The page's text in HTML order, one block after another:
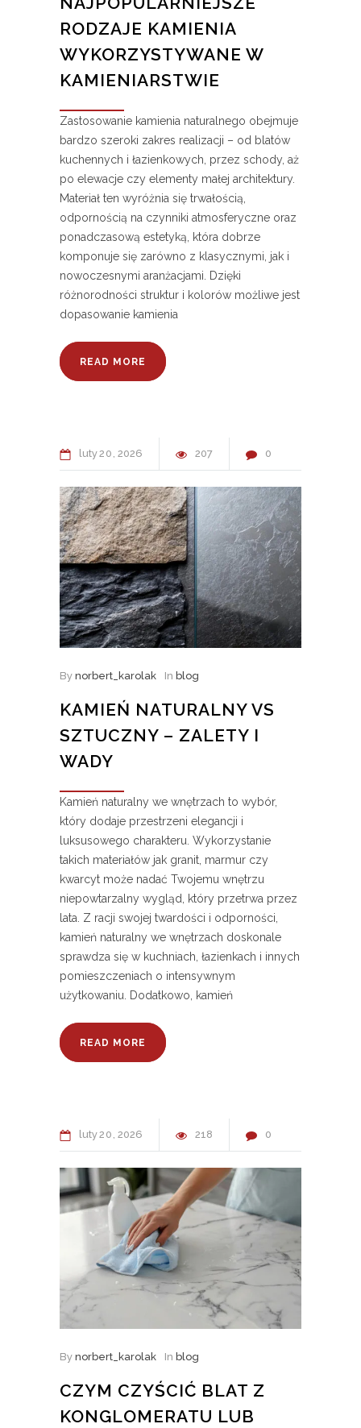
RODZAJE KAMIENIA
WYKORZYSTYWANE W
KAMIENIARSTWIE
Zastosowanie kamienia naturalnego obejmuje
bardzo szeroki zakres realizacji – od blatów
kuchennych i łazienkowych, przez schody, aż
po elewacje czy elementy małej architektury.
Materiał ten wyróżnia się trwałością,
odpornością na czynniki atmosferyczne oraz
ponadczasową estetyką, która dobrze
komponuje się zarówno z klasycznymi, jak i
nowoczesnymi aranżacjami. Dzięki
różnorodności struktur i kolorów możliwe jest
dopasowanie kamienia
READ MORE
luty20 2026 207 0
By norbert_karolak In blog
KAMIEŃ NATURALNY VS
SZTUCZNY – ZALETY I
WADY
Kamień naturalny we wnętrzach to wybór,
który dodaje przestrzeni elegancji i
luksusowego charakteru. Wykorzystanie
takich materiałów jak granit, marmur czy
kwarcyt może nadać Twojemu wnętrzu
niepowtarzalny wygląd, który przetrwa przez
lata. Z racji swojej twardości i odporności,
kamień naturalny we wnętrzach doskonale
sprawdza się w kuchniach, łazienkach i innych
pomieszczeniach o intensywnym
użytkowaniu. Dodatkowo, kamień
READ MORE
luty20 2026 218 0
By norbert_karolak In blog
CZYM CZYŚCIĆ BLAT Z
KONGLOMERATU LUB